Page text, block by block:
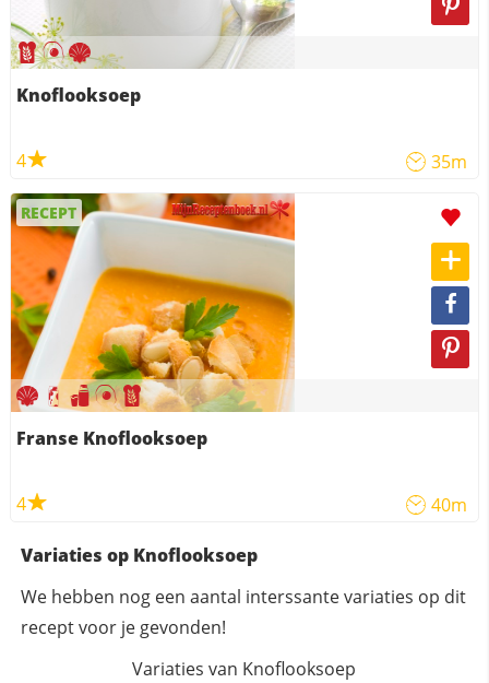
Knoflooksoep
4 35m
RECEPT
Franse Knoflooksoep
4 40m
Variaties op Knoflooksoep
We hebben nog een aantal interssante variaties op dit
recept voor je gevonden!
Variaties van Knoflooksoep